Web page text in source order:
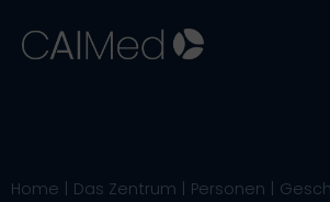
Home Das Zentrum Personen